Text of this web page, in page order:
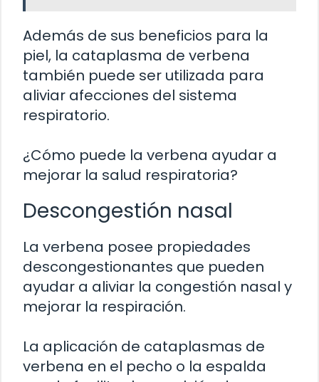
Además de sus beneficios para la
piel, la cataplasma de verbena
también puede ser utilizada para
aliviar afecciones del sistema
respiratorio.
¿Cómo puede la verbena ayudar a
mejorar la salud respiratoria?
Descongestión nasal
La verbena posee propiedades
descongestionantes que pueden
ayudar a aliviar la congestión nasal y
mejorar la respiración.
La aplicación de cataplasmas de
verbena en el pecho o la espalda